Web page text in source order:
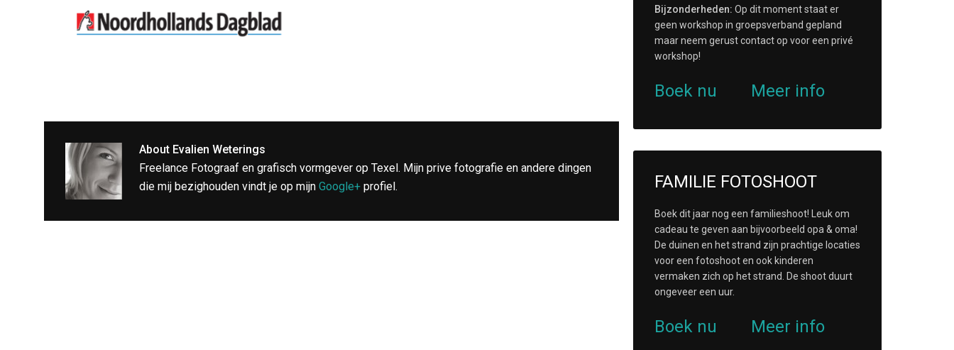
About Evalien Weterings
Freelance Fotograaf en grafisch vormgever op Texel. Mijn prive fotografie en andere dingen
die mij bezighouden vindt je op mijn Google+ profiel.
Bijzonderheden: Op dit moment staat er
geen workshop in groepsverband gepland
maar neem gerust contact op voor een privé
workshop!
Boek nu Meer info
FAMILIE FOTOSHOOT
Boek dit jaar nog een familieshoot! Leuk om
cadeau te geven aan bijvoorbeeld opa & oma!
De duinen en het strand zijn prachtige locaties
voor een fotoshoot en ook kinderen
vermaken zich op het strand. De shoot duurt
ongeveer een uur.
Boek nu Meer info